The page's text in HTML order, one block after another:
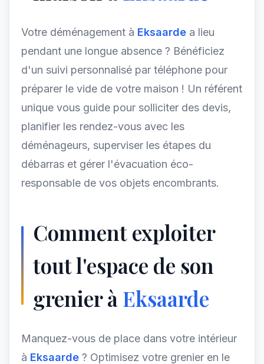
Votre déménagement à Eksaarde a lieu
pendant une longue absence ? Bénéficiez
d'un suivi personnalisé par téléphone pour
préparer le vide de votre maison ! Un référent
unique vous guide pour solliciter des devis,
planifier les rendez-vous avec les
déménageurs, superviser les étapes du
débarras et gérer l'évacuation éco-
responsable de vos objets encombrants.
Comment exploiter
tout l'espace de son
grenier àEksaarde
Manquez-vous de place dans votre intérieur
à Eksaarde ? Optimisez votre grenier en le